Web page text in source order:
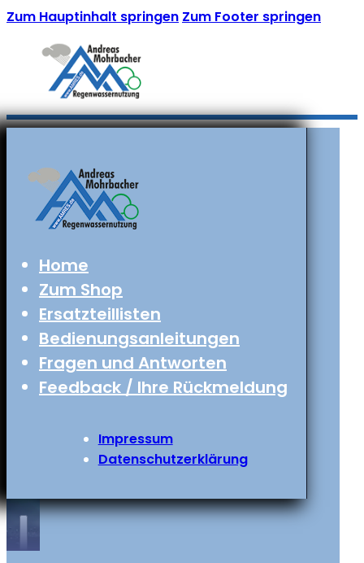
Zum Hauptinhalt springen Zum Footer springen
Home
Zum Shop
Ersatzteillisten
Bedienungsanleitungen
Fragen und Antworten
Feedback / Ihre Rückmeldung
Impressum
Datenschutzerklärung